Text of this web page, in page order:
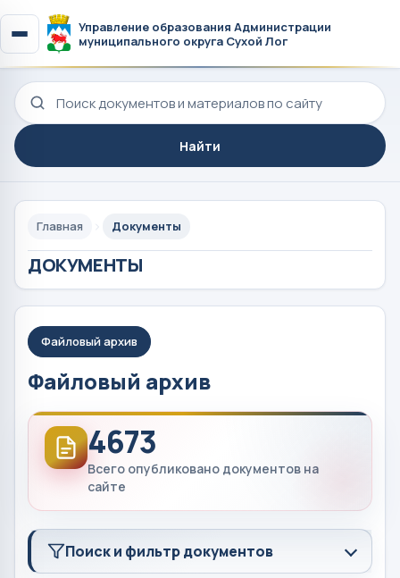
Управление образования Администрации
муниципального округа Сухой Лог
Поиск по сайту
Найти
Главная Документы
ДОКУМЕНТЫ
Файловый архив
Файловый архив
4673
Всего опубликовано документов на
сайте
Поиск и фильтр документов